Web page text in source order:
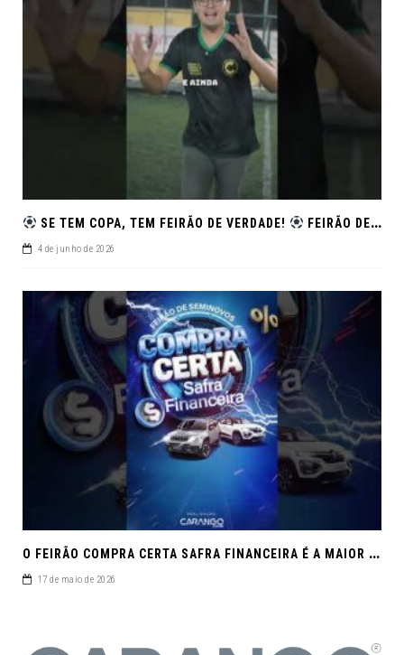
SE TEM COPA, TEM FEIRÃO DE VERDADE! FEIRÃO DE SEMINOVOS EM ALTA – ARACAJU
4 de junho de 2026
O
FEIRÃO COMPRA CERTA SAFRA FINANCEIRA É A MAIOR REUNIÃO DE SEMINOVOS DE MACEIÓ EM 2026.
17 de maio de 2026